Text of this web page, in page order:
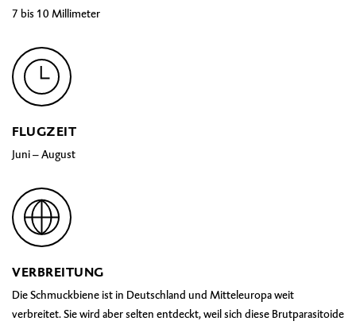
7 bis 10 Millimeter
FLUGZEIT
Juni – August
VERBREITUNG
Die Schmuckbiene ist in Deutschland und Mitteleuropa weit
verbreitet. Sie wird aber selten entdeckt, weil sich diese Brutparasitoide